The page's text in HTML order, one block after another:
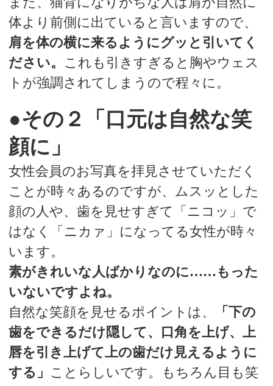
体より前側に出ていると言いますので、
肩を体の横に来るようにグッと引いてく
ださい。 これも引きすぎると胸やウェス
トが強調されてしまうので程々に。
●その２「口元は自然な笑
顔に」
女性会員のお写真を拝見させていただく
ことが時々あるのですが、ムスッとした
顔の人や、歯を見せすぎて「ニコッ」で
はなく「ニカァ」になってる女性が時々
います。
素がきれいな人ばかりなのに……もった
いないですよね。
自然な笑顔を見せるポイントは、
「下の
歯をできるだけ隠して、口角を上げ、上
唇を引き上げて上の歯だけ見えるように
する」 ことらしいです。もちろん目も笑